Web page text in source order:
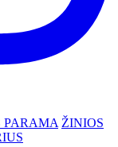
PARAMA ŽINIOS